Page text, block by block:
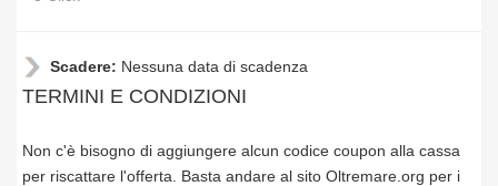
Scadere: Nessuna data di scadenza
TERMINI E CONDIZIONI
Non c'è bisogno di aggiungere alcun codice coupon alla cassa
per riscattare l'offerta. Basta andare al sito Oltremare.org per i